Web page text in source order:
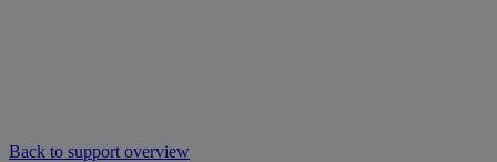
Back to support overview